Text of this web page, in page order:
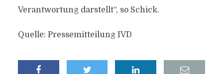
Verantwortung darstellt“, so Schick.
Quelle: Pressemitteilung IVD